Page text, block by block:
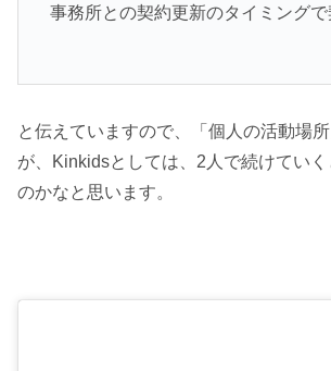
事務所との契約更新のタイミング
と伝えていますので、「個人の活動場
が、Kinkidsとしては、2人で続けてい
のかなと思います。